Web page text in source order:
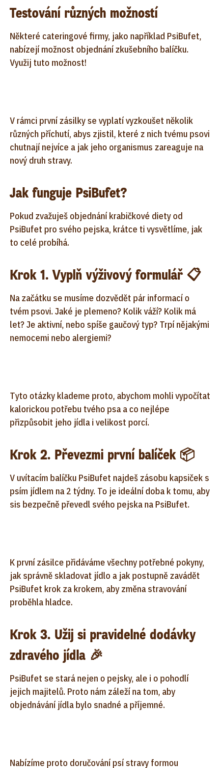
Testování různých možností
Některé cateringové firmy, jako například PsiBufet,
nabízejí možnost objednání zkušebního balíčku.
Využij tuto možnost!
V rámci první zásilky se vyplatí vyzkoušet několik
různých příchutí, abys zjistil, které z nich tvému psovi
chutnají nejvíce a jak jeho organismus zareaguje na
nový druh stravy.
Jak funguje PsiBufet?
Pokud zvažuješ objednání krabičkové diety od
PsiBufet pro svého pejska, krátce ti vysvětlíme, jak
to celé probíhá.
Krok 1. Vyplň výživový formulář 📋
Na začátku se musíme dozvědět pár informací o
tvém psovi. Jaké je plemeno? Kolik váží? Kolik má
let? Je aktivní, nebo spíše gaučový typ? Trpí nějakými
nemocemi nebo alergiemi?
Tyto otázky klademe proto, abychom mohli vypočítat
kalorickou potřebu tvého psa a co nejlépe
přizpůsobit jeho jídla i velikost porcí.
Krok 2. Převezmi první balíček 📦
V uvítacím balíčku PsiBufet najdeš zásobu kapsiček s
psím jídlem na 2 týdny. To je ideální doba k tomu, aby
sis bezpečně převedl svého pejska na PsiBufet.
K první zásilce přidáváme všechny potřebné pokyny,
jak správně skladovat jídlo a jak postupně zavádět
PsiBufet krok za krokem, aby změna stravování
proběhla hladce.
Krok 3. Užij si pravidelné dodávky
zdravého jídla 🎉
PsiBufet se stará nejen o pejsky, ale i o pohodlí
jejich majitelů. Proto nám záleží na tom, aby
objednávání jídla bylo snadné a příjemné.
Nabízíme proto doručování psí stravy formou